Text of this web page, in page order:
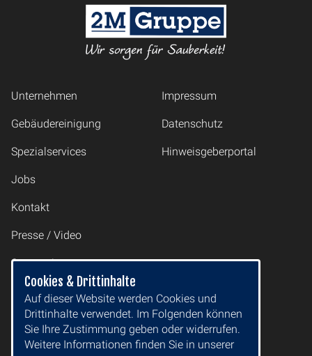
Unternehmen
Gebäudereinigung
Spezialservices
Jobs
Kontakt
Presse / Video
Sponsoring
Impressum
Datenschutz
Hinweisgeberportal
2M Gruppe GmbH
Drewitzer Straße 50
14478 Potsdam
Cookies & Drittinhalte
Auf dieser Website werden Cookies und
Drittinhalte verwendet. Im Folgenden können
Sie Ihre Zustimmung geben oder widerrufen.
Weitere Informationen finden Sie in unserer